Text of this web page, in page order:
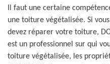
Il faut une certaine
une toiture végétalisée. Si
devez réparer votre toiture,
est un professionnel sur qui
toiture végétalisée, les